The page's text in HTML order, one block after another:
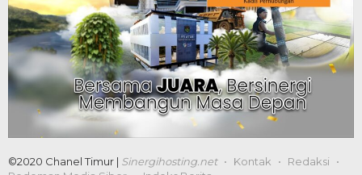
©2020 Chanel Timur | Sinergihosting.net Kontak
Redaksi